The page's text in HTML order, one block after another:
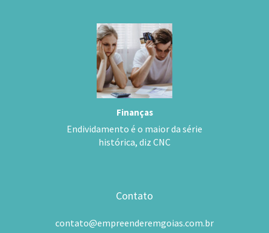
Finanças
Endividamento é o maior da série
histórica, diz CNC
Contato
contato@empreenderemgoias.com.br